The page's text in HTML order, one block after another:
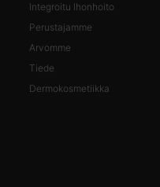
Integroitu Ihonhoito
Perustajamme
Arvomme
Tiede
Dermokosmetiikka